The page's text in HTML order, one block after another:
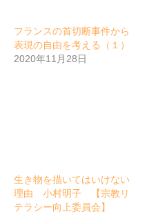
フランスの首切断事件から
表現の自由を考える（１）
2020年11月28日
生き物を描いてはいけない
理由 小村明子 【宗教リ
テラシー向上委員会】